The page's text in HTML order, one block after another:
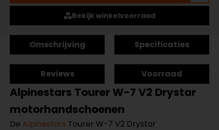
Bekijk winkelvoorraad
Omschrijving Specificaties
Reviews Voorraad
Alpinestars Tourer W-7 V2 Drystar
motorhandschoenen
De Alpinestars Tourer W-7 V2 Drystar